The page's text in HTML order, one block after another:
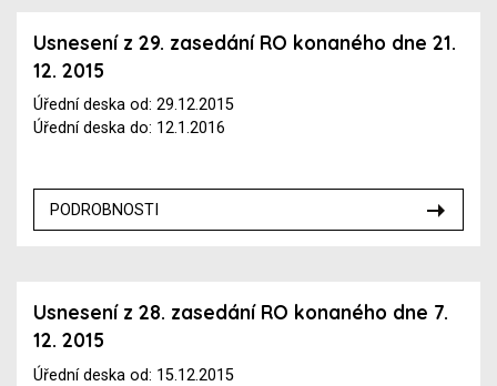
Usnesení z 29. zasedání RO konaného dne 21.
12. 2015
Úřední deska od: 29.12.2015
Úřední deska do: 12.1.2016
PODROBNOSTI
Usnesení z 28. zasedání RO konaného dne 7.
12. 2015
Úřední deska od: 15.12.2015